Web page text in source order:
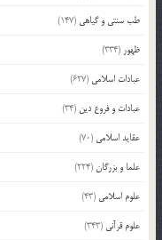
طب سنتی و گیاهی (147)
ظهور (334)
عبادات اسلامی (627)
عبادات و فروع دین (34)
عقاید اسلامی (70)
علما و بزرگان(224)
علوم اسلامی (43)
علوم قرآنی (343)